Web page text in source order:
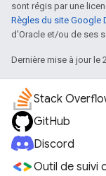
sont régis par une
Règles du site Google
d'Oracle et/ou de ses
Dernière mise à jour le
Stack
GitHub
Discord
Outil de suivi